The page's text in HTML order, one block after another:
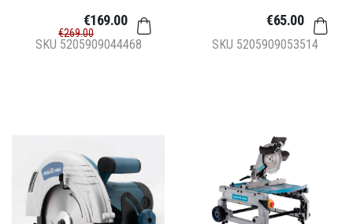
SKU 5205909044468
€269.00
€169.00
SKU 5205909053514
€65.00